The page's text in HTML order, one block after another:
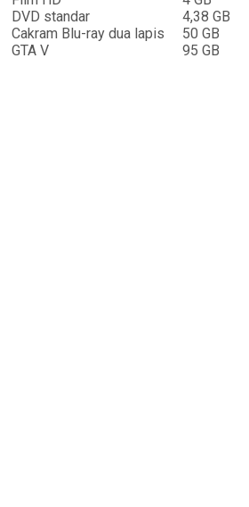
DVD standar
4,38 GB
Cakram Blu-ray dua lapis
50 GB
GTA V
95 GB